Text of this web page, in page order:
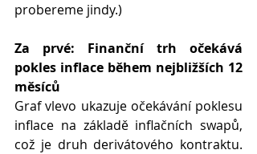
probereme jindy.)
Za prvé: Finanční trh očekává
pokles inflace během nejbližších 12
měsíců
Graf vlevo ukazuje očekávání poklesu
inflace na základě inflačních swapů,
což je druh derivátového kontraktu.